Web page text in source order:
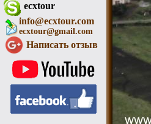
ecxtour
info@ecxtour.com
ecxtour@gmail.com
Написать отзыв